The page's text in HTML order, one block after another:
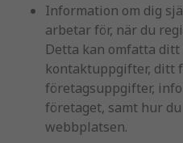
Information om dig
arbetar för, när du
Detta kan omfatta ditt
kontaktuppgifter, ditt
företagsuppgifter,
företaget, samt hur
webbplatsen.